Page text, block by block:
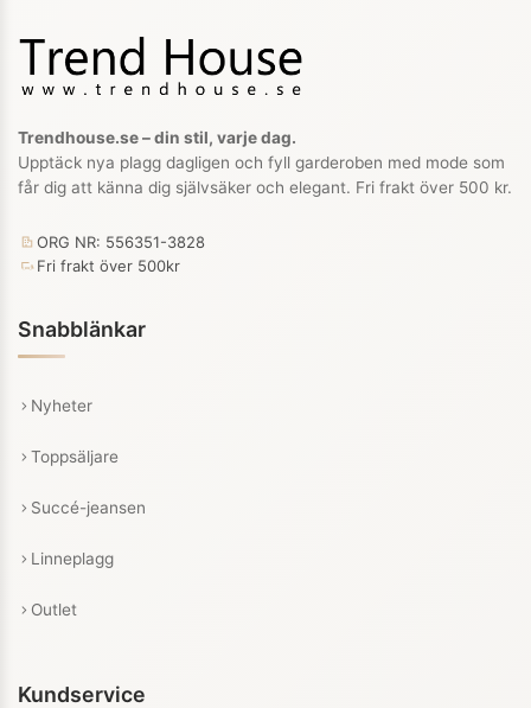
Trendhouse.se – din stil, varje dag.
Upptäck nya plagg dagligen och fyll garderoben med mode som
får dig att känna dig självsäker och elegant. Fri frakt över 500 kr.
ORG NR: 556351-3828
Fri frakt över 500kr
Snabblänkar
Nyheter
Toppsäljare
Succé-jeansen
Linneplagg
Outlet
Kundservice